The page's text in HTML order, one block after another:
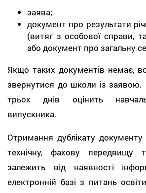
заява;
документ про результати
(витяг з особової справи,
або документ про загальну
Якщо таких документів немає,
звернутися до школи із
трьох днів оцінить
випускника.
Отримання дублікату
технічну, фахову передвищу
залежить від наявності
електронній базі з питань